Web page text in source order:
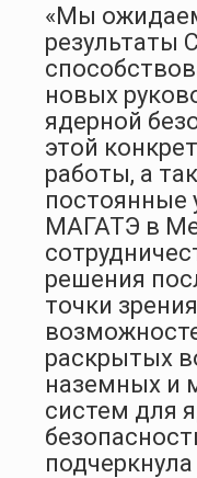
«Мы
результаты
новых
ядерной
этой
работы, а
постоянные
МАГАТЭ в
решения
точки
раскрытых
наземных и
систем для